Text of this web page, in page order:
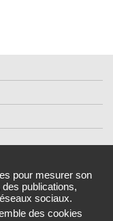
pour mesurer son
publications,
sociaux.
des cookies